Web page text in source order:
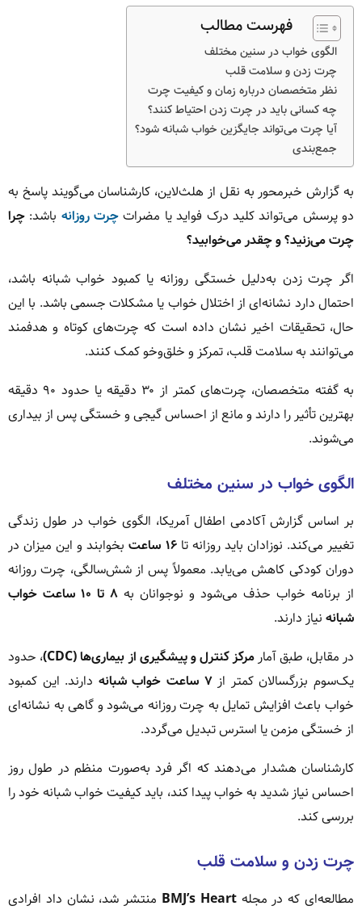
فهرست مطالب
الگوی خواب در سنین مختلف
چرت زدن و سلامت قلب
نظر متخصصان درباره زمان و کیفیت چرت
چه کسانی باید در چرت زدن احتیاط کنند؟
آیا چرت می‌تواند جایگزین خواب شبانه شود؟
جمع‌بندی
به گزارش خبرمحور به نقل از هلث‌لاین، کارشناسان می‌گویند پاسخ به
دو پرسش می‌تواند کلید درک فواید یا مضرات چرت روزانه باشد: چرا
چرت می‌زنید؟ و چقدر می‌خوابید؟
اگر چرت زدن به‌دلیل خستگی روزانه یا کمبود خواب شبانه باشد،
احتمال دارد نشانه‌ای از اختلال خواب یا مشکلات جسمی باشد. با این
حال، تحقیقات اخیر نشان داده است که چرت‌های کوتاه و هدفمند
می‌توانند به سلامت قلب، تمرکز و خلق‌وخو کمک کنند.
به گفته متخصصان، چرت‌های کمتر از ۳۰ دقیقه یا حدود ۹۰ دقیقه
بهترین تأثیر را دارند و مانع از احساس گیجی و خستگی پس از بیداری
می‌شوند.
الگوی خواب در سنین مختلف
بر اساس گزارش آکادمی اطفال آمریکا، الگوی خواب در طول زندگی
تغییر می‌کند. نوزادان باید روزانه تا۱۶ ساعت
بخوابند و این میزان در
دوران کودکی کاهش می‌یابد. معمولاً پس از شش‌سالگی، چرت روزانه
از برنامه خواب حذف می‌شود و نوجوانان به
۸ تا ۱۰ ساعت خواب
شبانه نیاز دارند.
در مقابل، طبق آمار مرکز کنترل و پیشگیری از بیماری‌ها (CDC)
، حدود
یک‌سوم بزرگسالان کمتر از۷ ساعت خواب شبانه
دارند. این کمبود
خواب باعث افزایش تمایل به چرت روزانه می‌شود و گاهی به نشانه‌ای
از خستگی مزمن یا استرس تبدیل می‌گردد.
کارشناسان هشدار می‌دهند که اگر فرد به‌صورت منظم در طول روز
احساس نیاز شدید به خواب پیدا کند، باید کیفیت خواب شبانه خود را
بررسی کند.
چرت زدن و سلامت قلب
مطالعه‌ای که در مجلهBMJ’s Heart منتشر شد، نشان داد افرادی